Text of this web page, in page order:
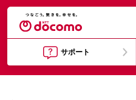
サポート